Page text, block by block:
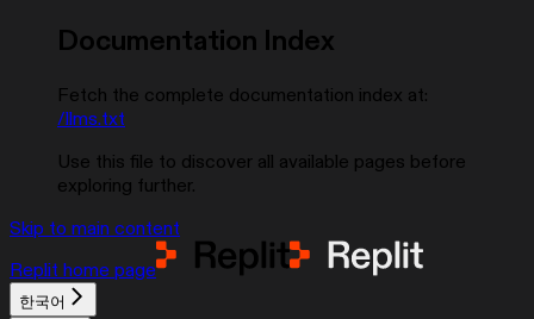
Documentation Index
Fetch the complete documentation index at:
/llms.txt
Use this file to discover all available pages before
exploring further.
Skip to main content
Replit home page
한국어